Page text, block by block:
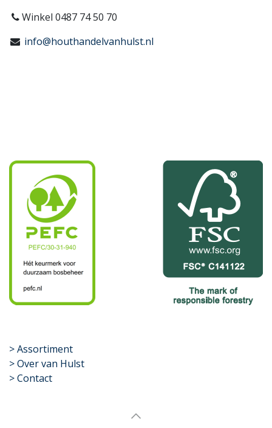
Winkel 0487 74 50 70
info@houthandelvanhulst.nl
​>Assortiment
> Over van Hulst
> Contact